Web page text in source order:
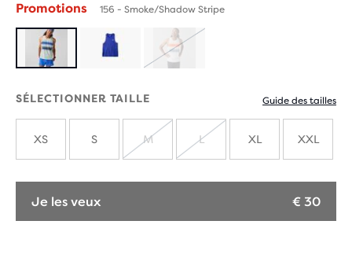
Promotions 156 - Smoke/Shadow Stripe
ÉPUISÉ
SÉLECTIONNER TAILLE Guide des tailles
XS S
ÉPUISÉ
M L XL XXL
Je les veux € 30